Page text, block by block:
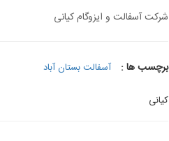
شرکت آسفالت و ایزوگام کیانی
برچسب ها : آسفالت بستان آباد
کیانی